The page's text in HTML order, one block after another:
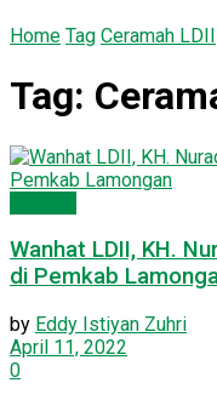
Home Tag Ceramah LDII
Tag:
Wanhat LDII, KH.
di Pemkab
by Eddy Istiyan Zuhri
April 11, 2022
0